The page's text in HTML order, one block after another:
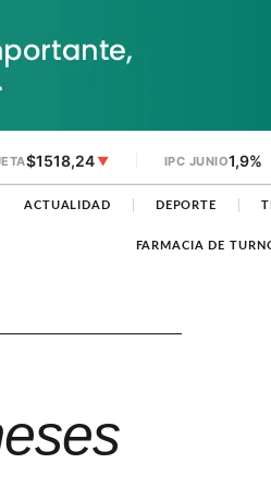
$1518,24▼ IPC JUNIO1,9%
ACTUALIDAD DEPORTE
FARMACIA DE